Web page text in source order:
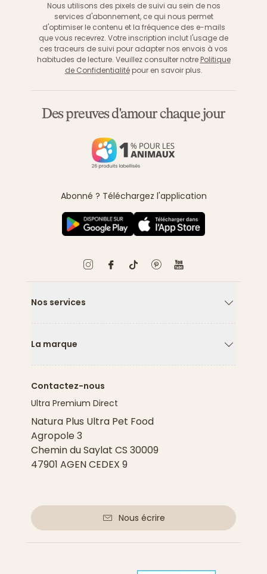
Nous utilisons des pixels de suivi au sein de nos
services d'abonnement, ce qui nous permet
d'optimiser le contenu et la fréquence des e-mails
que vous recevrez. Votre inscription inclut l'usage de
ces traceurs de suivi pour adapter nos envois à vos
habitudes de lecture. Veuillez consulter notre Politique
de Confidentialitépour en savoir plus.
Des preuves d'amour chaque jour
Abonné ? Téléchargez l'application
Nos services
La marque
Contactez-nous
Ultra Premium Direct
Natura Plus Ultra Pet Food
Agropole 3
Chemin du Saylat CS 30009
47901 AGEN CEDEX 9
Nous écrire